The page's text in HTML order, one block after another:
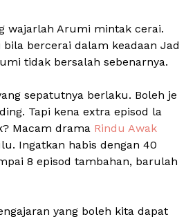
wajarlah Arumi mintak cerai.
bila bercerai dalam keadaan Jad
tidak bersalah sebenarnya.
sepatutnya berlaku. Boleh je
Tapi kena extra episod la
Macam drama Rindu Awak
Ingatkan habis dengan 40
8 episod tambahan, barulah
yang boleh kita dapat